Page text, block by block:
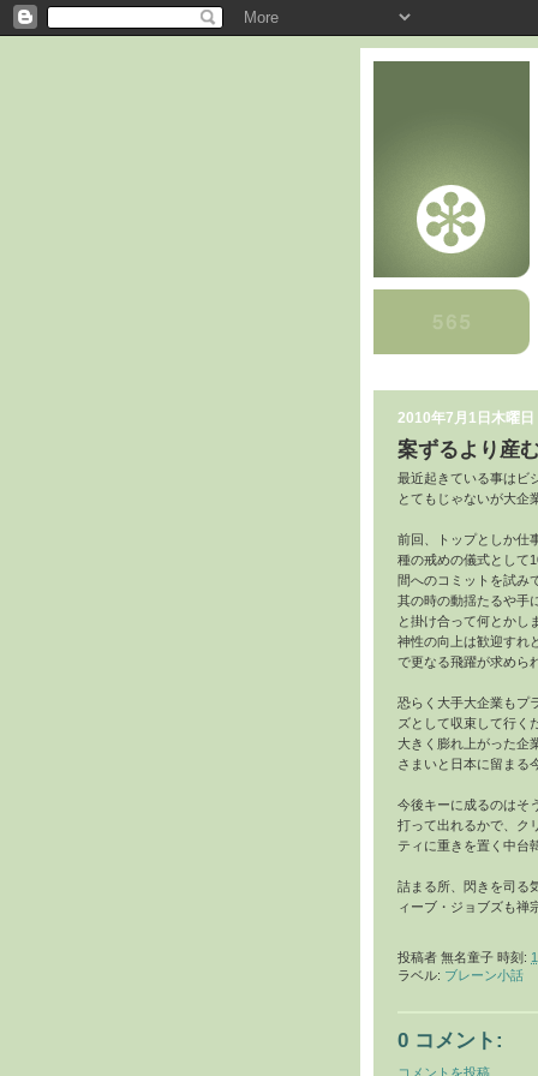
2010年7月1日木曜日
案ずるより産
最近起きている事はビ
とてもじゃないが大企
前回、トップとしか仕
種の戒めの儀式として
間へのコミットを試み
其の時の動揺たるや手
と掛け合って何とかし
神性の向上は歓迎すれ
で更なる飛躍が求めら
恐らく大手大企業もプ
ズとして収束して行く
大きく膨れ上がった企
さまいと日本に留まる
今後キーに成るのはそ
打って出れるかで、ク
ティに重きを置く中台
詰まる所、閃きを司る
ィーブ・ジョブズも禅
投稿者 無名童子 時刻:
ラベル: ブレーン小話
0 コメント:
コメントを投稿